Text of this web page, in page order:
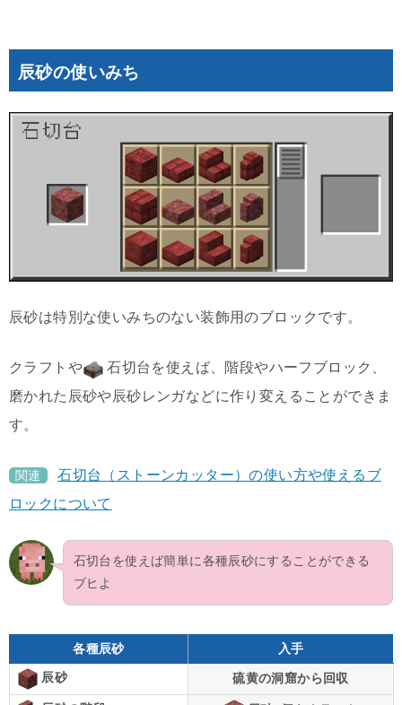
辰砂の使いみち
辰砂は特別な使いみちのない装飾用のブロックです。
クラフトや
石切台を使えば、階段やハーフブロック、
磨かれた辰砂や辰砂レンガなどに作り変えることができま
す。
関連
石切台（ストーンカッター）の使い方や使えるブ
ロックについて
石切台を使えば簡単に各種辰砂にすることができる
ブヒよ
各種辰砂 入手
辰砂 硫黄の洞窟から回収